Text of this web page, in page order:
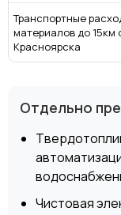
Транспортные
материалов до 15км
Красноярска
Отдельно
Чистовая